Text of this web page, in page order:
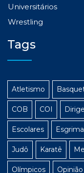
Universitários
Wrestling
Tags
Atletismo
COB COI
Escolares Esgrima
Judô Karatê
Olímpicos Opinião